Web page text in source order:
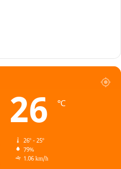
26 ℃
26º - 25º
79%
1.06 km/h